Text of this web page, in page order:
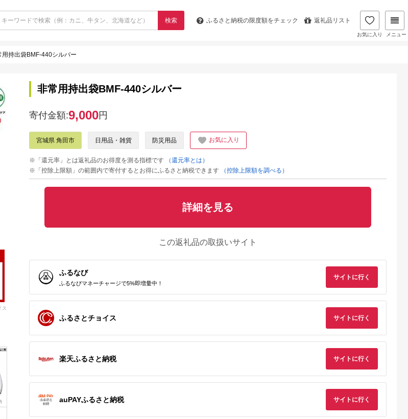
検索 ふるさと納税の限度額をチェック 返礼品リスト
お気に入り メニュー
用持出袋BMF-440シルバー
ス
出典：マイナビふるさ
出典：ふるさとチョイ
出典：楽天ふるさと納
出典：ふるさとチョ
非常用持出袋BMF-440シルバー
寄付金額:9,000円
宮城県 角田市 日用品・雑貨 防災用品 お気に入り
※「還元率」とは返礼品のお得度を測る指標です
（還元率とは）
※「控除上限額」の範囲内で寄付するとお得にふるさと納税できます
（控除上限額を調べる）
詳細を見る
この返礼品の取扱いサイト
ふるなび
ふるなびマネーチャージで5%即増量中！
サイトに行く
ふるさとチョイス サイトに行く
楽天ふるさと納税 サイトに行く
auPAYふるさと納税 サイトに行く